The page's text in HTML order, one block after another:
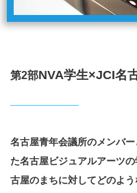
第2部NVA学生×JCI名
名古屋青年会議所のメンバー
た名古屋ビジュアルアーツの
古屋のまちに対してどのよう